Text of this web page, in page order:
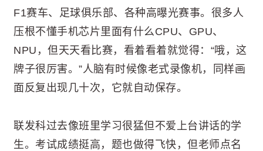
F1赛车、足球俱乐部、各种高曝光赛事。很多人
压根不懂手机芯片里面有什么CPU、GPU、
NPU，但天天看比赛，看着看着就觉得：“哦，这
牌子很厉害。”人脑有时候像老式录像机，同样画
面反复出现几十次，它就自动保存。
联发科过去像班里学习很猛但不爱上台讲话的学
生。考试成绩挺高，题也做得飞快，但老师点名